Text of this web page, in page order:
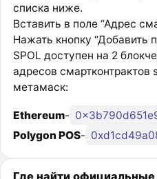
списка ниже.
Вставить в поле “Адрес
Нажать кнопку “Добавить
SPOL доступен на 2
адресов смартконтрактов
метамаск:
Ethereum-
Polygon POS-